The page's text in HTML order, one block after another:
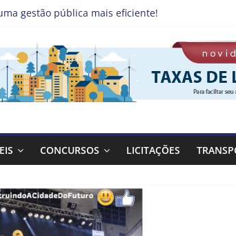
gestão pública mais eficiente!
novo cronograma dos editais da PNAB
vacinação contra a Febre Amarela na região da
CONCURSOS LICITAÇÕES